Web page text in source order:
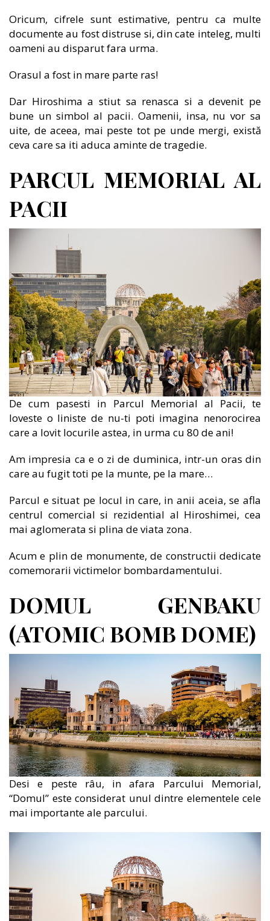
Oricum, cifrele sunt estimative, pentru ca multe
documente au fost distruse si, din cate inteleg, multi
oameni au disparut fara urma.
Orasul a fost in mare parte ras!
Dar Hiroshima a stiut sa renasca si a devenit pe
bune un simbol al pacii. Oamenii, insa, nu vor sa
uite, de aceea, mai peste tot pe unde mergi, există
ceva care sa iti aduca aminte de tragedie.
PARCUL MEMORIAL AL
PACII
De cum pasesti in Parcul Memorial al Pacii, te
loveste o liniste de nu-ti poti imagina nenorocirea
care a lovit locurile astea, in urma cu 80 de ani!
Am impresia ca e o zi de duminica, intr-un oras din
care au fugit toti pe la munte, pe la mare…
Parcul e situat pe locul in care, in anii aceia, se afla
centrul comercial si rezidential al Hiroshimei, cea
mai aglomerata si plina de viata zona.
Acum e plin de monumente, de constructii dedicate
comemorarii victimelor bombardamentului.
DOMULGENBAKU
(ATOMIC BOMB DOME)
Desi e peste râu, in afara Parcului Memorial,
“Domul” este considerat unul dintre elementele cele
mai importante ale parcului.